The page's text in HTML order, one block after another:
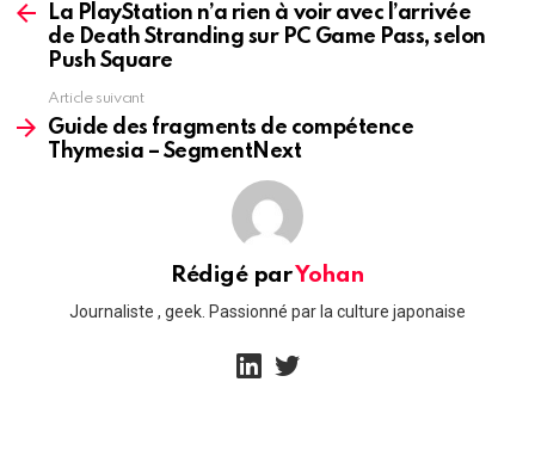
moreLa PlayStation n’a rien à voir avec l’arrivée
de Death Stranding sur PC Game Pass, selon
Push Square
Article suivant
Guide des fragments de compétence
Thymesia – SegmentNext
Rédigé parYohan
Journaliste , geek. Passionné par la culture japonaise
linkedin